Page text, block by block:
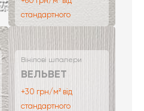
стандартного
Вінілові шпалери
ВЕЛЬВЕТ
+30 грн/м² від
стандартного